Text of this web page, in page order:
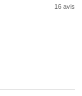
16 avis